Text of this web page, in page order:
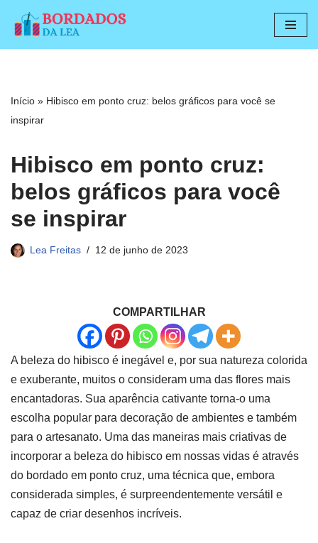
Pular
conteúdo
Início » Hibisco em ponto cruz: belos gráficos para você se
inspirar
Hibisco em ponto cruz:
belos gráficos para você
se inspirar
Lea Freitas 12 de junho de 2023
COMPARTILHAR
A beleza do hibisco é inegável e, por sua natureza colorida
e exuberante, muitos o consideram uma das flores mais
encantadoras. Sua aparência cativante torna-o uma
escolha popular para decoração de ambientes e também
para o artesanato. Uma das maneiras mais criativas de
incorporar a beleza do hibisco em nossas vidas é através
do bordado em ponto cruz, uma técnica que, embora
considerada simples, é surpreendentemente versátil e
capaz de criar desenhos incríveis.